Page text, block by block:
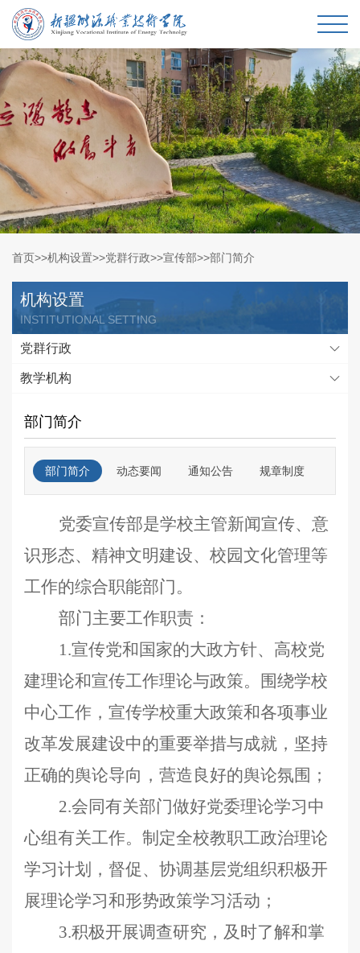
首页>>机构设置>>党群行政>>宣传部>>部门简介
机构设置
INSTITUTIONAL SETTING
党群行政
教学机构
部门简介
部门简介 动态要闻 通知公告 规章制度
党委宣传部是学校主管新闻宣传、意
识形态、精神文明建设、校园文化管理等
工作的综合职能部门。
部门主要工作职责：
1.宣传党和国家的大政方针、高校党
建理论和宣传工作理论与政策。围绕学校
中心工作，宣传学校重大政策和各项事业
改革发展建设中的重要举措与成就，坚持
正确的舆论导向，营造良好的舆论氛围；
2.会同有关部门做好党委理论学习中
心组有关工作。制定全校教职工政治理论
学习计划，督促、协调基层党组织积极开
展理论学习和形势政策学习活动；
3.积极开展调查研究，及时了解和掌